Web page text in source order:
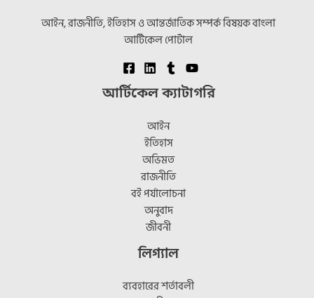
আইন, রাজনীতি, ইতিহাস ও আন্তর্জাতিক সম্পর্ক বিষয়ক বাংলা
আর্টিকেল পোর্টাল
আর্টিকেল ক্যাটাগরি
আইন
ইতিহাস
অভিমত
রাজনীতি
বই পর্যালোচনা
অনুবাদ
জীবনী
লিগ্যাল
ব্যবহারের শর্তাবলী